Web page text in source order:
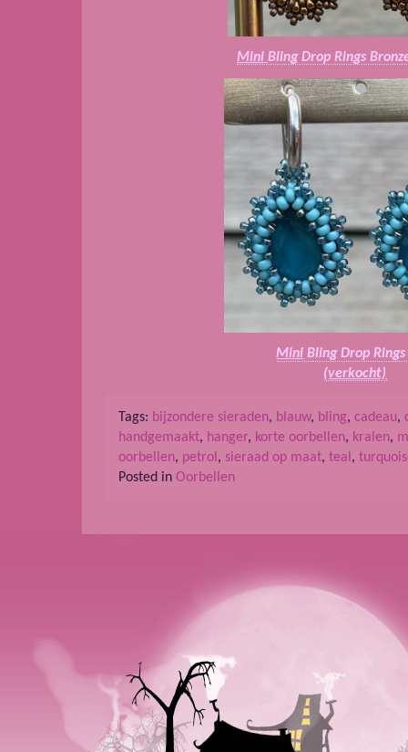
Mini Bling Drop Rings
Mini Bling Drop Rings
(verkocht)
Tags: bijzondere sieraden, blauw, bling, cadeau,
handgemaakt, hanger, korte oorbellen, kralen,
oorbellen, petrol , sieraad op maat, teal ,
Posted in Oorbellen